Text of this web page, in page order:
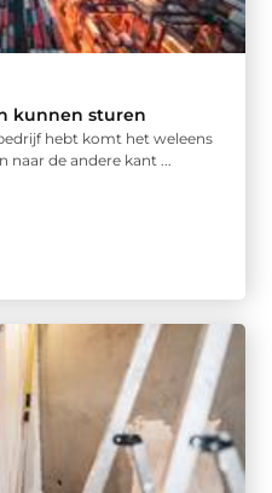
kunnen sturen
hebt komt het weleens
de andere kant ...